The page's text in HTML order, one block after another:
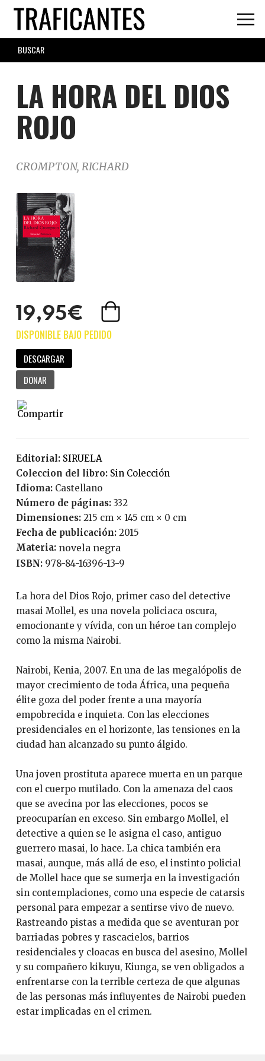
Skip
main
content
SEARCH
FORM
LA HORA DEL DIOS
ROJO
CROMPTON, RICHARD
19,95€
DESCARGAR
DONAR
Editorial:
SIRUELA
Coleccion del libro:
Sin Colección
Idioma:
Castellano
Número de páginas: 332
Dimensiones: 215 cm × 145 cm × 0 cm
Fecha de publicación:
2015
Materia: novela negra
ISBN: 978-84-16396-13-9
La hora del Dios Rojo, primer caso del detective
masai Mollel, es una novela policiaca oscura,
emocionante y vívida, con un héroe tan complejo
como la misma Nairobi.
Nairobi, Kenia, 2007. En una de las megalópolis de
mayor crecimiento de toda África, una pequeña
élite goza del poder frente a una mayoría
empobrecida e inquieta. Con las elecciones
presidenciales en el horizonte, las tensiones en la
ciudad han alcanzado su punto álgido.
Una joven prostituta aparece muerta en un parque
con el cuerpo mutilado. Con la amenaza del caos
que se avecina por las elecciones, pocos se
preocuparían en exceso. Sin embargo Mollel, el
detective a quien se le asigna el caso, antiguo
guerrero masai, lo hace. La chica también era
masai, aunque, más allá de eso, el instinto policial
de Mollel hace que se sumerja en la investigación
sin contemplaciones, como una especie de catarsis
personal para empezar a sentirse vivo de nuevo.
Rastreando pistas a medida que se aventuran por
barriadas pobres y rascacielos, barrios
residenciales y cloacas en busca del asesino, Mollel
y su compañero kikuyu, Kiunga, se ven obligados a
enfrentarse con la terrible certeza de que algunas
de las personas más influyentes de Nairobi pueden
estar implicadas en el crimen.